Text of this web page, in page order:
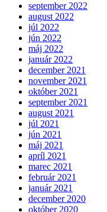
september 2022
august 2022
júl 2022
jún 2022
máj 2022
január 2022
december 2021
november 2021
október 2021
september 2021
august 2021
júl 2021
jún 2021
máj 2021
apríl 2021
marec 2021
február 2021
január 2021
december 2020
október 2020